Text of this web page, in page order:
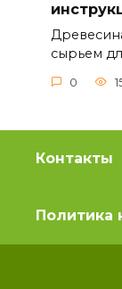
сырьем
0
Контакты
Политика